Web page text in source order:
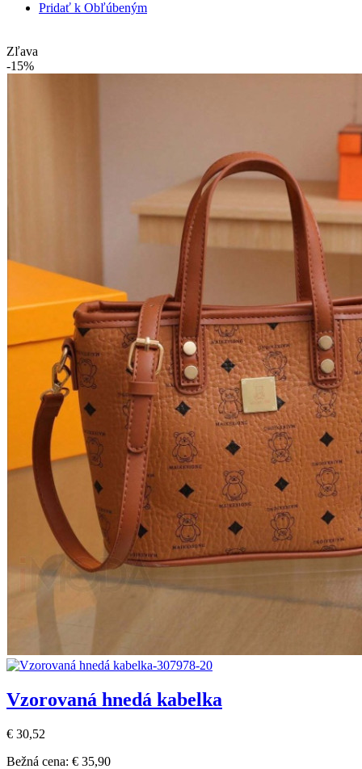
Pridať k Obľúbeným
Zľava
-15%
Vzorovaná hnedá kabelka
€ 30,52
Bežná cena: € 35,90